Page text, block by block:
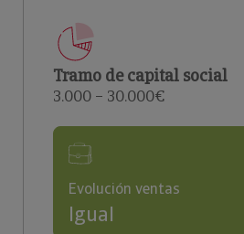
Tramo de capital social
3.000 – 30.000€
Evolución ventas
Igual